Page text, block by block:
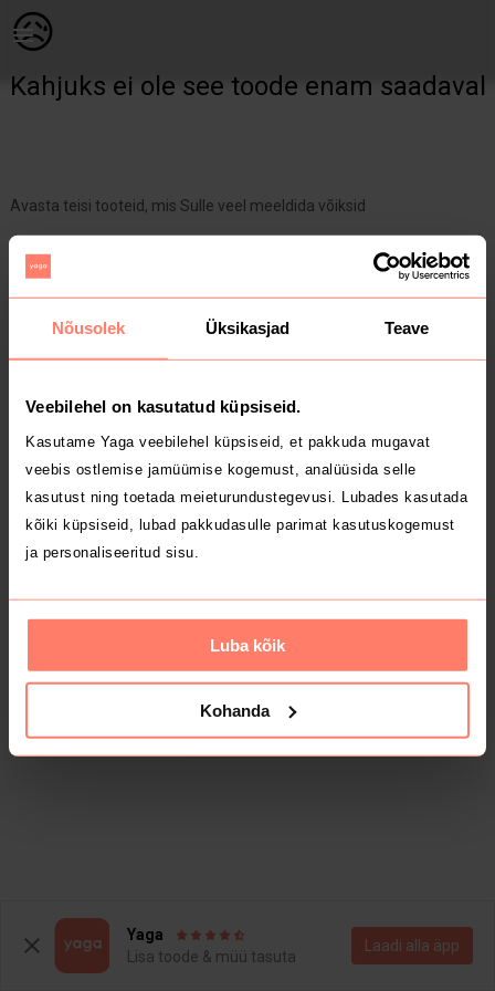
Nõusolek Üksikasjad Teave
Veebilehel on kasutatud küpsiseid.
Kasutame Yaga veebilehel küpsiseid, et pakkuda mugavat
veebis ostlemise jamüümise kogemust, analüüsida selle
kasutust ning toetada meieturundustegevusi. Lubades kasutada
kõiki küpsiseid, lubad pakkudasulle parimat kasutuskogemust
ja personaliseeritud sisu.
Luba kõik
Kohanda
😥
Kahjuks ei ole see toode enam saadaval
Avasta teisi tooteid, mis Sulle veel meeldida võiksid
Yaga
Lisa toode & müü tasuta
Laadi alla äpp